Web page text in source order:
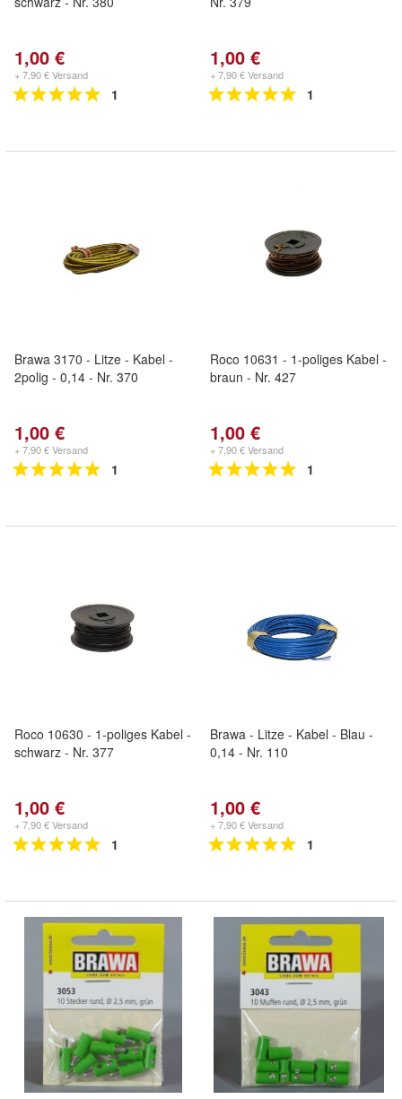
1,00 €
+ 7,90 € Versand
1
1,00 €
+ 7,90 € Versand
1
Brawa 3170 - Litze - Kabel -
2polig - 0,14 - Nr. 370
1,00 €
+ 7,90 € Versand
1
Roco 10631 - 1-poliges Kabel -
braun - Nr. 427
1,00 €
+ 7,90 € Versand
1
Roco 10630 - 1-poliges Kabel -
schwarz - Nr. 377
1,00 €
+ 7,90 € Versand
1
Brawa - Litze - Kabel - Blau -
0,14 - Nr. 110
1,00 €
+ 7,90 € Versand
1